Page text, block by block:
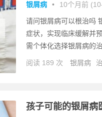
银屑病 • 10个月前
请问银屑病可以根治吗
症状，实现临床缓解并
需个体化选择银屑病的治
阅读 189 次 银屑病
孩子可能的银屑病